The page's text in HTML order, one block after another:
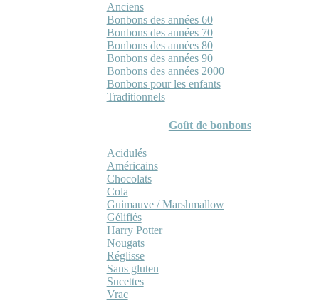
Anciens
Bonbons des années 60
Bonbons des années 70
Bonbons des années 80
Bonbons des années 90
Bonbons des années 2000
Bonbons pour les enfants
Traditionnels
Goût de bonbons
Acidulés
Américains
Chocolats
Cola
Guimauve / Marshmallow
Gélifiés
Harry Potter
Nougats
Réglisse
Sans gluten
Sucettes
Vrac